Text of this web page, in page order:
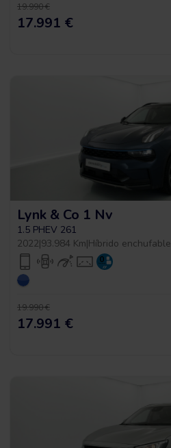
19.990 €
17.991 €
Lynk & Co 1 Nv
1.5 PHEV 261
2022|93.984 Km|Híbrido enchufable
19.990 €
17.991 €